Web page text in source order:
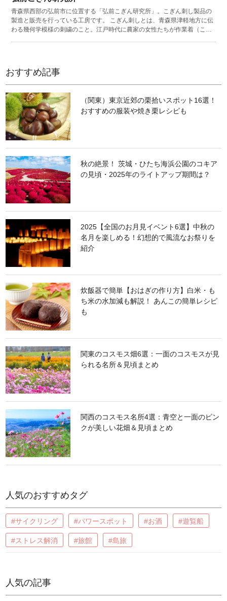
青森県西部の弘前市に位置する「弘前こぎん研究所」。こぎん刺し製品の
製造と販売を行っている工房です。 こぎん刺しとは、青森県津軽地方に伝
わる幾何学模様の刺繍のこと。江戸時代に農家の女性たちが作業着（こぎ
名刺入れなどが販売されているほか、作業工程を見学することもできま
す。 また、国の登録有形文化財に指定されている建物自体も魅力の一つ。
近代的なデザインが特徴の建物は、建築家・前川國男が手掛けました。前
田國男は、近代建築の巨匠ル・コルビュジエの元で学んだ日本を代表する
建築家。アートが溢れるこのスポットにぜひ足を踏み入れてみてください
ね。
おすすめ記事
（関東）東京近郊の栗拾いスポット16選！
おすすめの服装や焼き栗レシピも
秋の絶景！ 茨城・ひたち海浜公園のコキア
の見頃・2025年のライトアップ期間は？
2025【全国のお月見イベント6選】中秋の
名月を楽しめる！幻想的で風流なお祭りを
紹介
炊飯器で簡単【おはぎの作り方】白米・も
ち米の水加減も解説！ あんこの簡単レシピ
も
関東のコスモス畑6選：一面のコスモスが見
られる名所＆見頃まとめ
関西のコスモス名所4選：青空と一面のピン
クが美しい花畑＆見頃まとめ
人気のおすすめタグ
#サイクリング #パワースポット #お酒 #遊覧船
#ストレス解消 #旅館 #島旅
人気の記事